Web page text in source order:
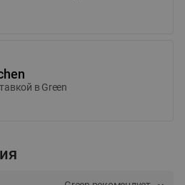
в Green